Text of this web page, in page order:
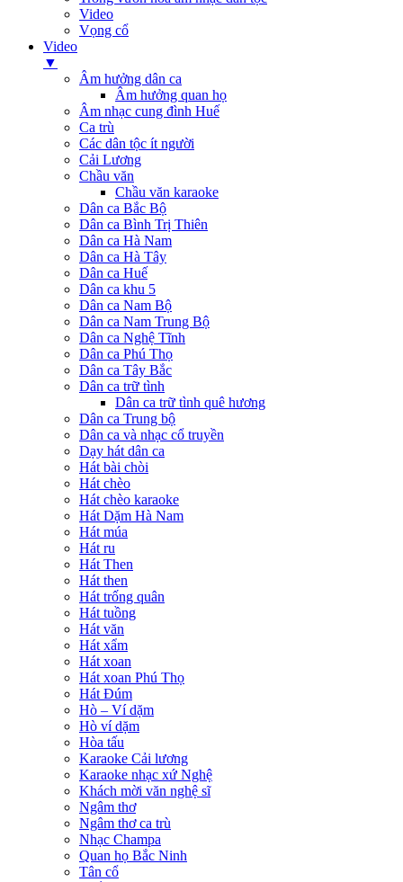
Video
Vọng cổ
Video
▼
Âm hưởng dân ca
Âm hưởng quan họ
Âm nhạc cung đình Huế
Ca trù
Các dân tộc ít người
Cải Lương
Chầu văn
Chầu văn karaoke
Dân ca Bắc Bộ
Dân ca Bình Trị Thiên
Dân ca Hà Nam
Dân ca Hà Tây
Dân ca Huế
Dân ca khu 5
Dân ca Nam Bộ
Dân ca Nam Trung Bộ
Dân ca Nghệ Tĩnh
Dân ca Phú Thọ
Dân ca Tây Bắc
Dân ca trữ tình
Dân ca trữ tình quê hương
Dân ca Trung bộ
Dân ca và nhạc cổ truyền
Dạy hát dân ca
Hát bài chòi
Hát chèo
Hát chèo karaoke
Hát Dặm Hà Nam
Hát múa
Hát ru
Hát Then
Hát then
Hát trống quân
Hát tuồng
Hát văn
Hát xẩm
Hát xoan
Hát xoan Phú Thọ
Hát Đúm
Hò – Ví dặm
Hò ví dặm
Hòa tấu
Karaoke Cải lương
Karaoke nhạc xứ Nghệ
Khách mời văn nghệ sĩ
Ngâm thơ
Ngâm thơ ca trù
Nhạc Champa
Quan họ Bắc Ninh
Tân cổ